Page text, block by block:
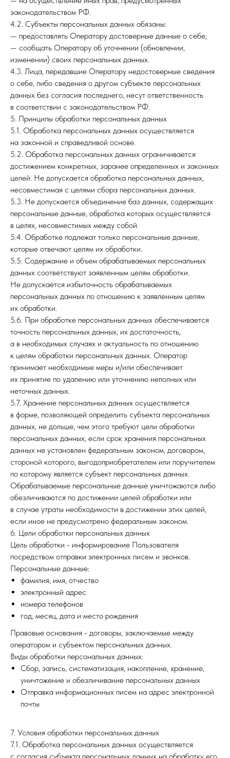
законодательством РФ.
4.2. Субъекты персональных данных обязаны:
— предоставлять Оператору достоверные данные о себе;
— сообщать Оператору об уточнении (обновлении,
изменении) своих персональных данных.
4.3. Лица, передавшие Оператору недостоверные сведения
о себе, либо сведения о другом субъекте персональных
данных без согласия последнего, несут ответственность
в соответствии с законодательством РФ.
5. Принципы обработки персональных данных
5.1. Обработка персональных данных осуществляется
на законной и справедливой основе.
5.2. Обработка персональных данных ограничивается
достижением конкретных, заранее определенных и законных
целей. Не допускается обработка персональных данных,
несовместимая с целями сбора персональных данных.
5.3. Не допускается объединение баз данных, содержащих
персональные данные, обработка которых осуществляется
в целях, несовместимых между собой.
5.4. Обработке подлежат только персональные данные,
которые отвечают целям их обработки.
5.5. Содержание и объем обрабатываемых персональных
данных соответствуют заявленным целям обработки.
Не допускается избыточность обрабатываемых
персональных данных по отношению к заявленным целям
их обработки.
5.6. При обработке персональных данных обеспечивается
точность персональных данных, их достаточность,
а в необходимых случаях и актуальность по отношению
к целям обработки персональных данных. Оператор
принимает необходимые меры и/или обеспечивает
их принятие по удалению или уточнению неполных или
неточных данных.
5.7. Хранение персональных данных осуществляется
в форме, позволяющей определить субъекта персональных
данных, не дольше, чем этого требуют цели обработки
персональных данных, если срок хранения персональных
данных не установлен федеральным законом, договором,
стороной которого, выгодоприобретателем или поручителем
по которому является субъект персональных данных.
Обрабатываемые персональные данные уничтожаются либо
обезличиваются по достижении целей обработки или
в случае утраты необходимости в достижении этих целей,
если иное не предусмотрено федеральным законом.
6. Цели обработки персональных данных
Цель обработки - информирование Пользователя
посредством отправки электронных писем и звонков.
Персональные данные:
фамилия, имя, отчество
электронный адрес
номера телефонов
год, месяц, дата и место рождения
Правовые основания - договоры, заключаемые между
оператором и субъектом персональных данных.
Виды обработки персональных данных:
Сбор, запись, систематизация, накопление, хранение,
уничтожение и обезличивание персональных данных
Отправка информационных писем на адрес электронной
почты
7. Условия обработки персональных данных
7.1. Обработка персональных данных осуществляется